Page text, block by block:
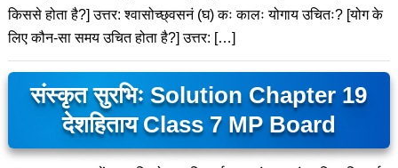
किससे होता है?] उत्तर: श्वासोच्छ्वसनं (घ) कः कालः योगाय उचितः? [योग के
लिए कौन-सा समय उचित होता है?] उत्तर: […]
संस्कृत सुरभिः Solution Chapter 19
देशहिताय Class 7 MP Board